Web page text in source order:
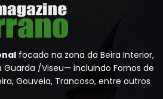
focado na zona da Beira Interior,
/Viseu— incluindo Fornos de
Gouveia, Trancoso, entre outros